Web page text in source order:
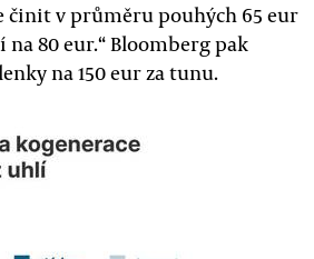
činit v průměru pouhých 65 eur
80 eur.“ Bloomberg pak
na 150 eur za tunu.